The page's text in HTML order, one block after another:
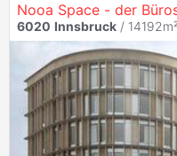
6020 Innsbruck / 14192m²